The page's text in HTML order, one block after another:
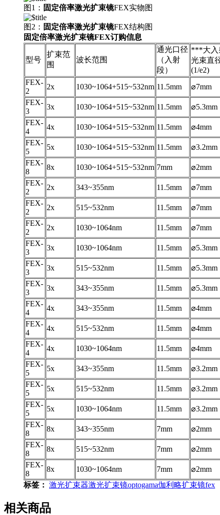
图1： 固定倍率激光扩束镜FEX实物图
图2： 固定倍率激光扩束镜FEX结构图
固定倍率激光扩束镜FEX订购信息
型号
扩束范
围
波长范围
通光口径
（入射
段）
***大入
光束直
(1/e2)
FEX-
2
2x 1030~1064+515~532nm 11.5mm
⌀7mm
FEX-
3
3x 1030~1064+515~532nm 11.5mm
⌀5.3mm
FEX-
4
4x 1030~1064+515~532nm 11.5mm
⌀4mm
FEX-
5
5x 1030~1064+515~532nm 11.5mm
⌀3.2mm
FEX-
8
8x 1030~1064+515~532nm 7mm
⌀2mm
FEX-
2
2x 343~355nm 11.5mm
⌀7mm
FEX-
2
2x 515~532nm 11.5mm
⌀7mm
FEX-
2
2x 1030~1064nm 11.5mm
⌀7mm
FEX-
3
3x 1030~1064nm 11.5mm
⌀5.3mm
FEX-
3
3x 515~532nm 11.5mm
⌀5.3mm
FEX-
3
3x 343~355nm 11.5mm
⌀5.3mm
FEX-
4
4x 343~355nm 11.5mm
⌀4mm
FEX-
4
4x 515~532nm 11.5mm
⌀4mm
FEX-
4
4x 1030~1064nm 11.5mm
⌀4mm
FEX-
5
5x 343~355nm 11.5mm
⌀3.2mm
FEX-
5
5x 515~532nm 11.5mm
⌀3.2mm
FEX-
5
5x 1030~1064nm 11.5mm
⌀3.2mm
FEX-
8
8x 343~355nm 7mm
⌀2mm
FEX-
8
8x 515~532nm 7mm
⌀2mm
FEX-
8
8x 1030~1064nm 7mm
⌀2mm
标签： 激光扩束器激光扩束镜optogama伽利略扩束镜fex
相关商品